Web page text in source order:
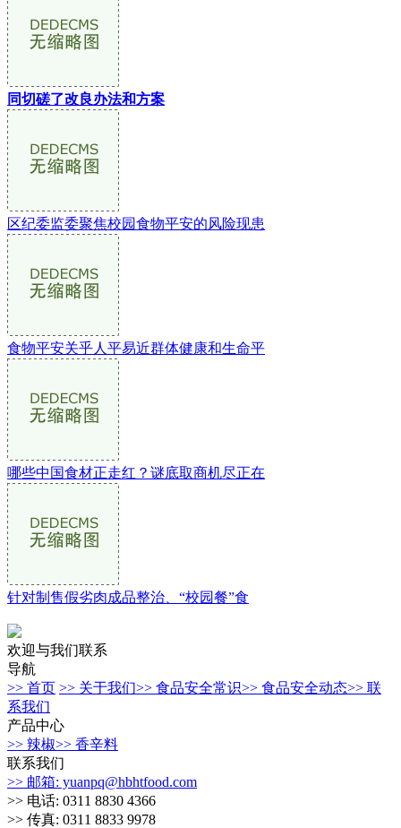
同切磋了改良办法和方案
区纪委监委聚焦校园食物平安的风险现患
食物平安关乎人平易近群体健康和生命平
哪些中国食材正走红？谜底取商机尽正在
针对制售假劣肉成品整治、“校园餐”食
欢迎与我们联系
导航
>> 首页 >> 关于我们>> 食品安全常识>> 食品安全动态>> 联
系我们
产品中心
>> 辣椒>> 香辛料
联系我们
>> 邮箱: yuanpq@hbhtfood.com
>> 电话: 0311 8830 4366
>> 传真: 0311 8833 9978